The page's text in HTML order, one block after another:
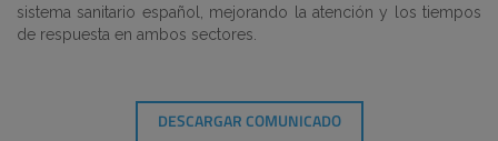
sistema sanitario español, mejorando la atención y los tiempos
de respuesta en ambos sectores.
DESCARGAR COMUNICADO